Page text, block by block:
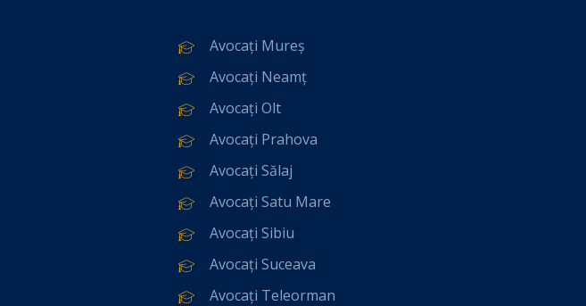
Avocați Mureș
Avocați Neamț
Avocați Olt
Avocați Prahova
Avocați Sălaj
Avocați Satu Mare
Avocați Sibiu
Avocați Suceava
Avocați Teleorman